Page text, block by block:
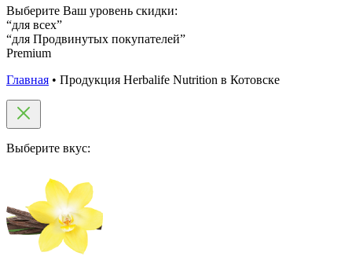
Выберите Ваш уровень скидки:
“для всех”
“для Продвинутых покупателей”
Premium
Главная • Продукция Herbalife Nutrition в Котовске
Выберите вкус: